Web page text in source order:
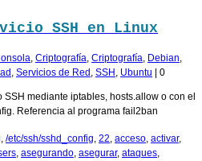
SSH en Linux
, Criptografía, Criptografía, Debian,
, Servicios de Red , SSH , Ubuntu 0
mediante iptables, hosts.allow o con el
Referencia al programa fail2ban
, /etc/ssh/sshd_config, 22, acceso, activar,
, asegurando, asegurar, ataques,